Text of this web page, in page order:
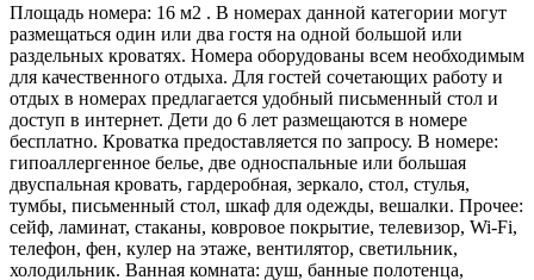
Площадь номера: 16 м2 . В номерах данной категории могут
размещаться один или два гостя на одной большой или
раздельных кроватях. Номера оборудованы всем необходимым
для качественного отдыха. Для гостей сочетающих работу и
отдых в номерах предлагается удобный письменный стол и
доступ в интернет. Дети до 6 лет размещаются в номере
бесплатно. Кроватка предоставляется по запросу. В номере:
гипоаллергенное белье, две односпальные или большая
двуспальная кровать, гардеробная, зеркало, стол, стулья,
тумбы, письменный стол, шкаф для одежды, вешалки. Прочее:
сейф, ламинат, стаканы, ковровое покрытие, телевизор, Wi-Fi,
телефон, фен, кулер на этаже, вентилятор, светильник,
холодильник. Ванная комната: душ, банные полотенца,